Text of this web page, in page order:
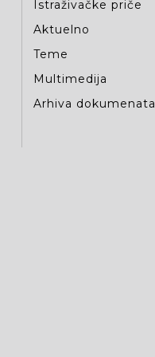
Istraživačke priče
Aktuelno
Teme
Multimedija
Arhiva dokumenata